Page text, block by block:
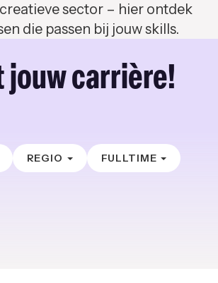
sector – hier ontdek
die passen bij jouw skills.
jouw carrière!
REGIO FULLTIME